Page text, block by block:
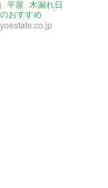
平屋 木漏れ日
おすすめ